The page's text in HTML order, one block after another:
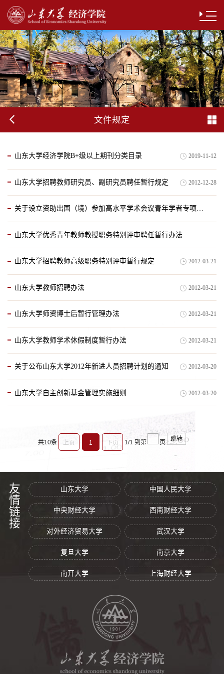
文件规定
山东大学经济学院B+级以上期刊分类目录 2019-11-12
山东大学招聘教师研究员、副研究员聘任暂行规定 2012-12-28
关于设立资助出国（境）参加高水平学术会议青年学者专项的通知
山东大学优秀青年教师教授职务特别评审聘任暂行办法
山东大学招聘教师高级职务特别评审暂行规定 2012-03-21
山东大学教师招聘办法 2012-03-21
山东大学师资博士后暂行管理办法 2012-03-21
山东大学教师学术休假制度暂行办法 2012-03-21
关于公布山东大学2012年新进人员招聘计划的通知 2012-03-20
山东大学自主创新基金管理实施细则 2012-03-20
共10条 上页 1 下页 1/1 到第 页
跳转
友情链接 山东大学 中国人民大学
中央财经大学 西南财经大学
对外经济贸易大学 武汉大学
复旦大学 南京大学
南开大学 上海财经大学